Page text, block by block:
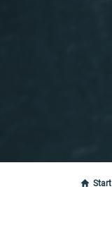
Start